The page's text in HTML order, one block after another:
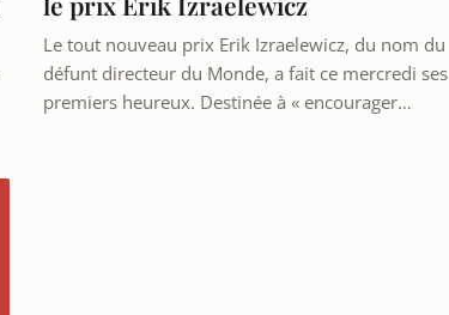
Le tout nouveau prix Erik Izraelewicz, du nom du
défunt directeur du Monde, a fait ce mercredi ses
premiers heureux. Destinée à « encourager…